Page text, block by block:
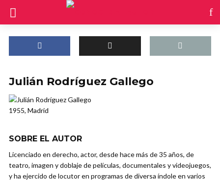
Julián Rodríguez Gallego
1955, Madrid
SOBRE EL AUTOR
Licenciado en derecho, actor, desde hace más de 35 años, de
teatro, imagen y doblaje de películas, documentales y videojuegos,
y ha ejercido de locutor en programas de diversa índole en varios